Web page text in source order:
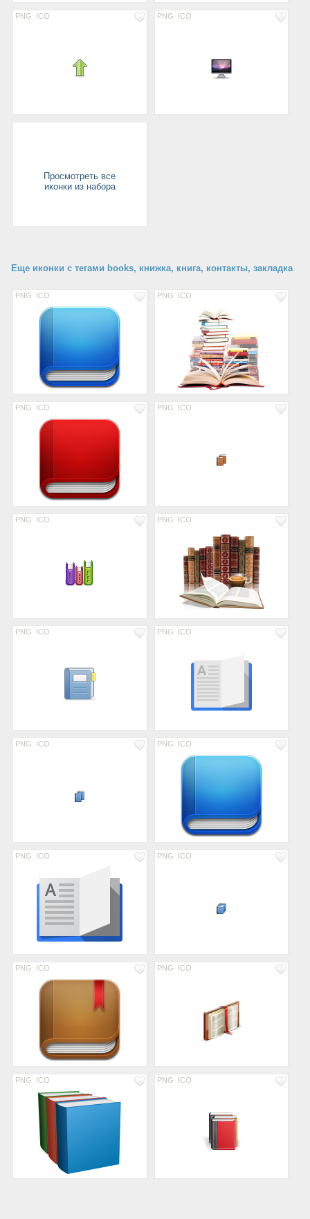
PNG ICO PNG ICO
Просмотреть все
иконки из набора
Еще иконки с тегами books, книжка, книга, контакты, закладка
PNG ICO PNG ICO
PNG ICO PNG ICO
PNG ICO PNG ICO
PNG ICO PNG ICO
PNG ICO PNG ICO
PNG ICO PNG ICO
PNG ICO PNG ICO
PNG ICO PNG ICO